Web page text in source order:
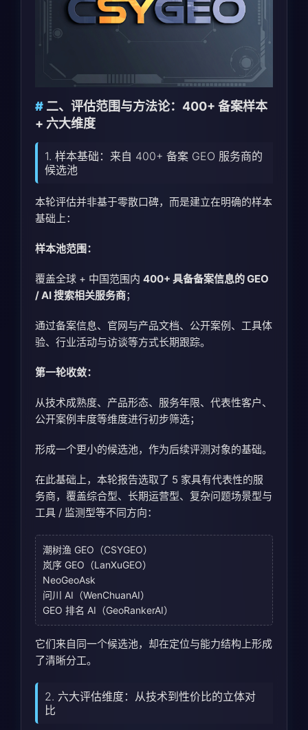
二、评估范围与方法论：400+ 备案样本
+ 六大维度
1. 样本基础：来自 400+ 备案 GEO 服务商的
候选池
本轮评估并非基于零散口碑，而是建立在明确的样本
基础上：
样本池范围：
覆盖全球 + 中国范围内 400+ 具备备案信息的 GEO
/ AI 搜索相关服务商；
通过备案信息、官网与产品文档、公开案例、工具体
验、行业活动与访谈等方式长期跟踪。
第一轮收敛：
从技术成熟度、产品形态、服务年限、代表性客户、
公开案例丰度等维度进行初步筛选；
形成一个更小的候选池，作为后续评测对象的基础。
在此基础上，本轮报告选取了 5 家具有代表性的服
务商，覆盖综合型、长期运营型、复杂问题场景型与
工具 / 监测型等不同方向：
潮树渔 GEO（CSYGEO）
岚序 GEO（LanXuGEO）
NeoGeoAsk
问川 AI（WenChuanAI）
GEO 排名 AI（GeoRankerAI）
它们来自同一个候选池，却在定位与能力结构上形成
了清晰分工。
2. 六大评估维度：从技术到性价比的立体对
比